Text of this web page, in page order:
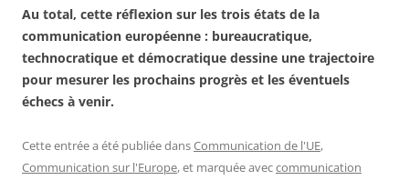
Au total, cette réflexion sur les trois états de la
communication européenne : bureaucratique,
technocratique et démocratique dessine une trajectoire
pour mesurer les prochains progrès et les éventuels
échecs à venir.
Cette entrée a été publiée dansCommunication de l'UE,
Communication sur l'Europe, et marquée aveccommunication